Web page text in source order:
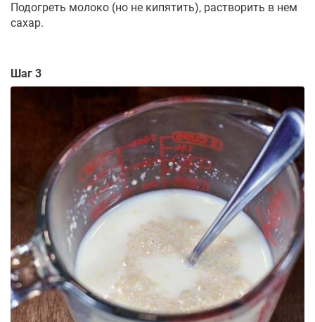
Подогреть молоко (но не кипятить), растворить в нем
сахар.
Шаг 3